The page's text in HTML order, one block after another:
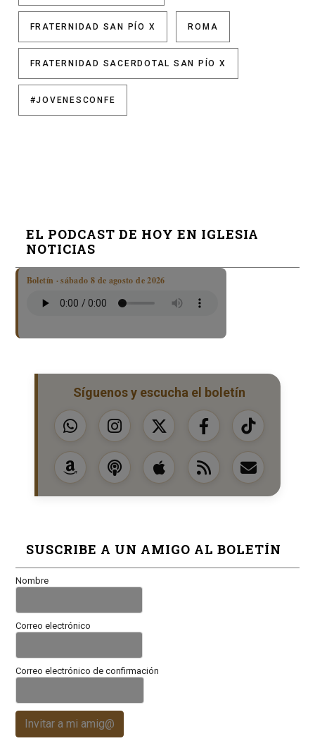
FRATERNIDAD SAN PÍO X ROMA
FRATERNIDAD SACERDOTAL SAN PÍO X
#JOVENESCONFE
EL PODCAST DE HOY EN IGLESIA
NOTICIAS
Boletín · sábado 8 de agosto de 2026
Síguenos y escucha el boletín
SUSCRIBE A UN AMIGO AL BOLETÍN
Nombre
Correo electrónico
Correo electrónico de confirmación
Invitar a mi amig@